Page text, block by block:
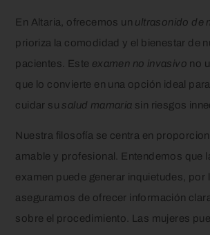
En Altaria, ofrecemos un ultrasonido de
prioriza la comodidad y el bienestar de
pacientes. Este examen no invasivo no
que lo convierte en una opción ideal
cuidar susalud mamaria sin riesgos
Nuestra filosofía se centra en
amable y profesional. Entendemos que
examen puede generar inquietudes, por
aseguramos de ofrecer información
sobre el procedimiento. Las mujeres